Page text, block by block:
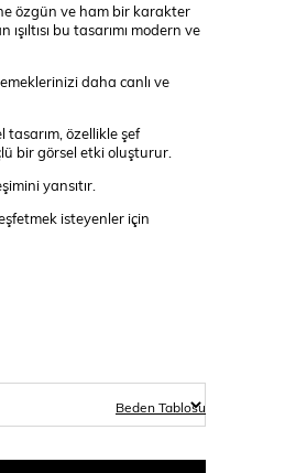
özgün ve ham bir karakter
bu tasarımı modern ve
daha canlı ve
tasarım, özellikle şef
bir görsel etki oluşturur.
yansıtır.
isteyenler için
Beden Tablosu